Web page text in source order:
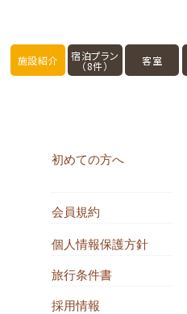
施設紹介 宿泊プラン
（8件） 客室
初めての方へ
会員規約
個人情報保護方針
旅行条件書
採用情報